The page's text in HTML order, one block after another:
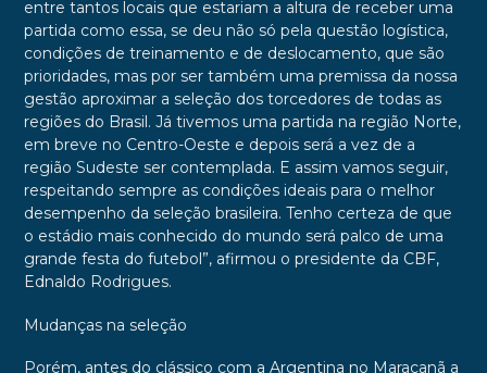
entre tantos locais que estariam a altura de receber uma
partida como essa, se deu não só pela questão logística,
condições de treinamento e de deslocamento, que são
prioridades, mas por ser também uma premissa da nossa
gestão aproximar a seleção dos torcedores de todas as
regiões do Brasil. Já tivemos uma partida na região Norte,
em breve no Centro-Oeste e depois será a vez de a
região Sudeste ser contemplada. E assim vamos seguir,
respeitando sempre as condições ideais para o melhor
desempenho da seleção brasileira. Tenho certeza de que
o estádio mais conhecido do mundo será palco de uma
grande festa do futebol”, afirmou o presidente da CBF,
Ednaldo Rodrigues.
Mudanças na seleção
Porém, antes do clássico com a Argentina no Maracanã a